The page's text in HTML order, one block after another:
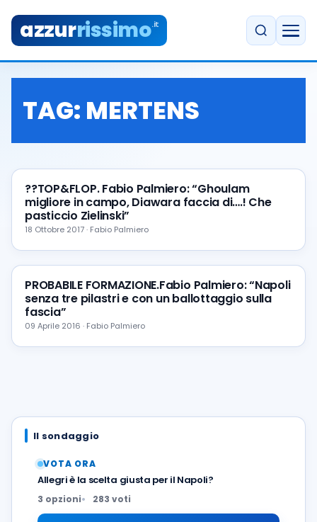
azzurrissimo.it
TAG: MERTENS
??TOP&FLOP. Fabio Palmiero: “Ghoulam
migliore in campo, Diawara faccia di….! Che
pasticcio Zielinski”
18 Ottobre 2017 · Fabio Palmiero
PROBABILE FORMAZIONE.Fabio Palmiero: “Napoli
senza tre pilastri e con un ballottaggio sulla
fascia”
09 Aprile 2016 · Fabio Palmiero
Il sondaggio
VOTA ORA
Allegri è la scelta giusta per il Napoli?
3 opzioni 283 voti